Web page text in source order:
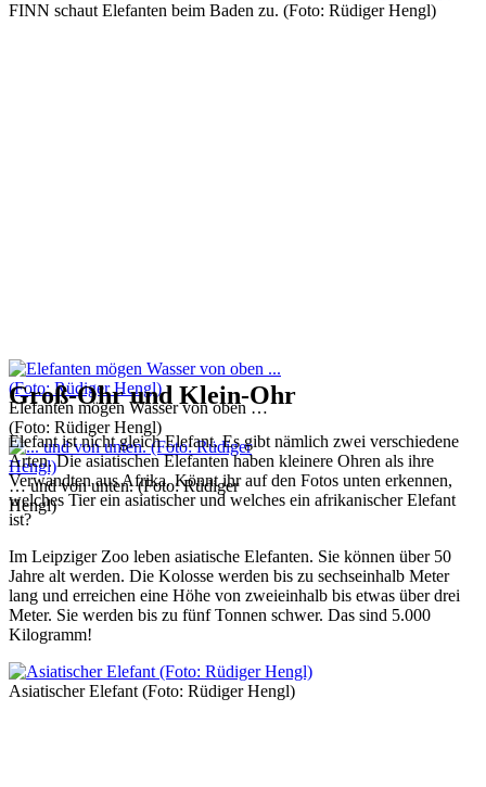
FINN schaut Elefanten beim Baden zu. (Foto: Rüdiger Hengl)
Elefanten mögen Wasser von oben …
(Foto: Rüdiger Hengl)
… und von unten. (Foto: Rüdiger
Hengl)
Groß-Ohr und Klein-Ohr
Elefant ist nicht gleich Elefant. Es gibt nämlich zwei verschiedene
Arten. Die asiatischen Elefanten haben kleinere Ohren als ihre
Verwandten aus Afrika. Könnt ihr auf den Fotos unten erkennen,
welches Tier ein asiatischer und welches ein afrikanischer Elefant
ist?
Im Leipziger Zoo leben asiatische Elefanten. Sie können über 50
Jahre alt werden. Die Kolosse werden bis zu sechseinhalb Meter
lang und erreichen eine Höhe von zweieinhalb bis etwas über drei
Meter. Sie werden bis zu fünf Tonnen schwer. Das sind 5.000
Kilogramm!
Asiatischer Elefant (Foto: Rüdiger Hengl)